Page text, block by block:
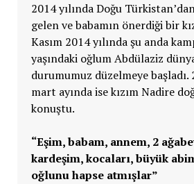
2014 yılında Doğu
gelen ve babamın önerdiği bir
Kasım 2014 yılında şu anda
yaşındaki oğlum Abdülaziz
durumumuz düzelmeye başladı.
mart ayında ise kızım Nadire
konuştu.
“Eşim, babam, annem, 2
kardeşim, kocaları, büyük
oğlunu hapse atmışlar”